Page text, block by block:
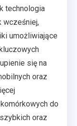
technologia
wcześniej,
umożliwiające
się na
oraz
do
oraz